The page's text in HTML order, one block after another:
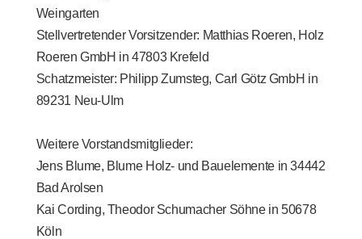
Weingarten
Stellvertretender Vorsitzender: Matthias Roeren, Holz
Roeren GmbH in 47803 Krefeld
Schatzmeister: Philipp Zumsteg, Carl Götz GmbH in
89231 Neu-Ulm
Weitere Vorstandsmitglieder:
Jens Blume, Blume Holz- und Bauelemente in 34442
Bad Arolsen
Kai Cording, Theodor Schumacher Söhne in 50678
Köln